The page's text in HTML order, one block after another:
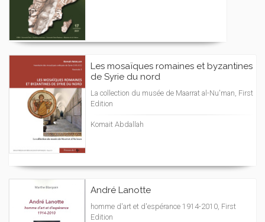
Les mosaïques romaines et byzantines
de Syrie du nord
La collection du musée de Maarrat al-Nu'man, First
Edition
Komait Abdallah
André Lanotte
homme d'art et d'espérance 1914-2010, First
Edition